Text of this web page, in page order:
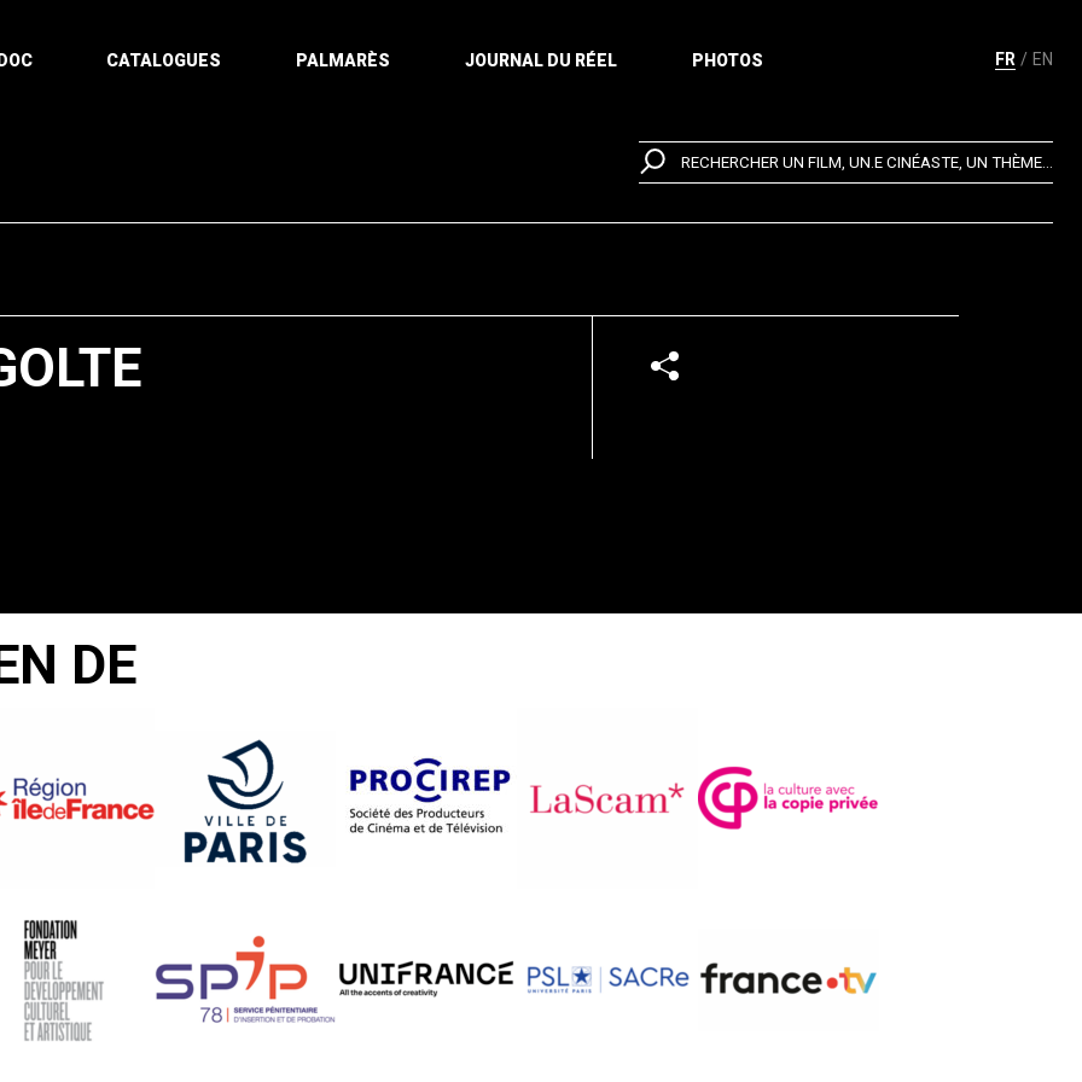
FR EN
CATALOGUES PALMARÈS JOURNAL DU RÉEL PHOTOS
RECHERCHER UN FILM, UN.E CINÉASTE, UN THÈME...
DE